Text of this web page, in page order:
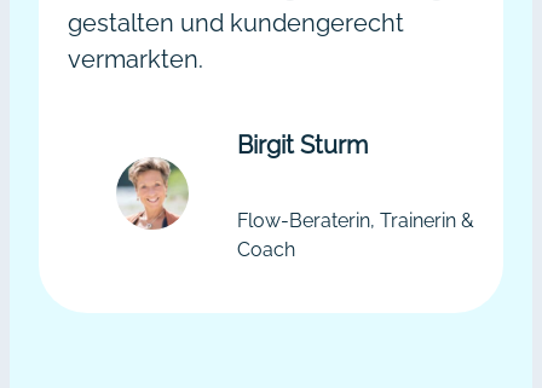
gestalten und kundengerecht
vermarkten.
Birgit Sturm
Flow-Beraterin, Trainerin &
Coach